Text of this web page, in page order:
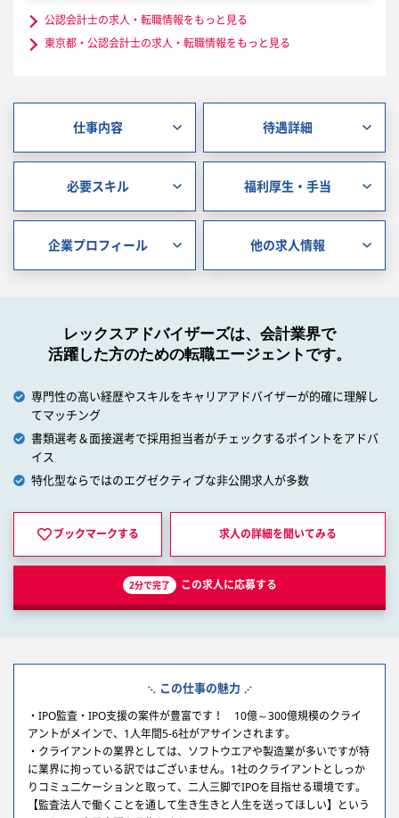
公認会計士の求人・転職情報をもっと見る
東京都・公認会計士の求人・転職情報をもっと見る
仕事内容 待遇詳細
必要スキル 福利厚生・手当
企業プロフィール 他の求人情報
レックスアドバイザーズは、会計業界で
活躍した方のための転職エージェントです。
専門性の高い経歴やスキルをキャリアアドバイザーが的確に理解し
てマッチング
書類選考＆面接選考で採用担当者がチェックするポイントをアドバ
イス
特化型ならではのエグゼクティブな非公開求人が多数
ブックマークする 求人の詳細を聞いてみる
2分で完了 この求人に応募する
この仕事の魅力
・IPO監査・IPO支援の案件が豊富です！ 10億～300億規模のクライ
アントがメインで、1人年間5-6社がアサインされます。
・クライアントの業界としては、ソフトウエアや製造業が多いですが特
に業界に拘っている訳ではございません。1社のクライアントとしっか
りコミュ二ケーションと取って、二人三脚でIPOを目指せる環境です。
【監査法人で働くことを通して生き生きと人生を送ってほしい】という